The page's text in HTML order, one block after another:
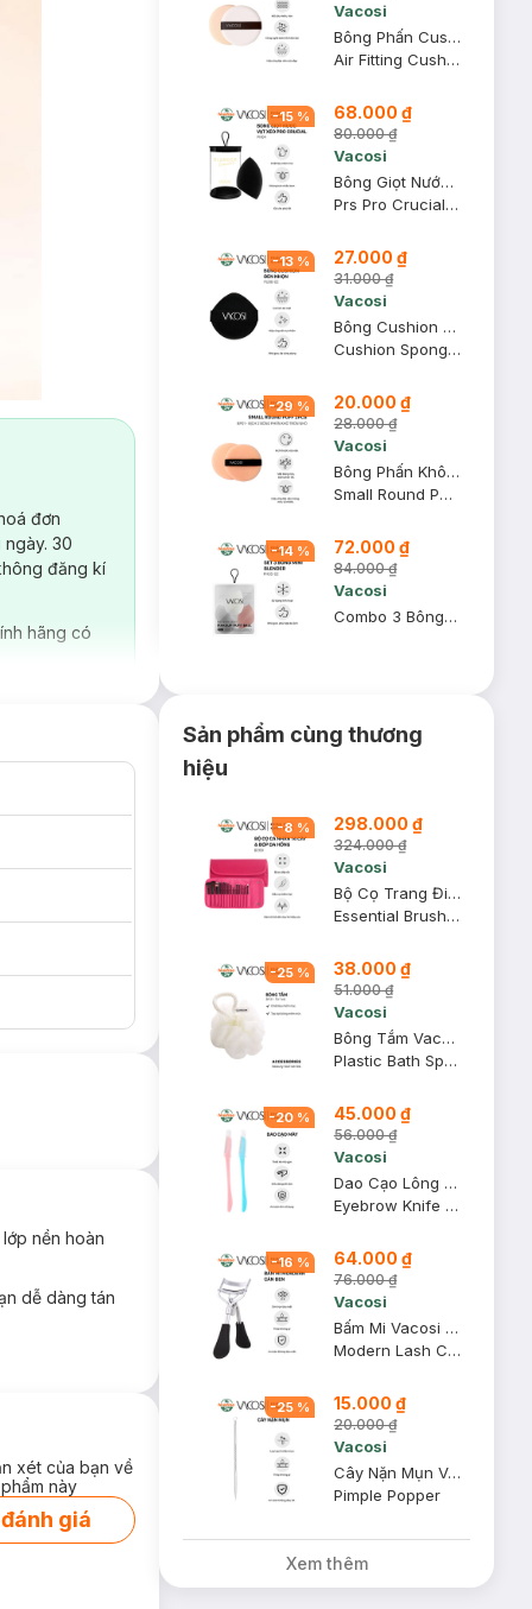
đơn
30
đăng kí
hãng có
nền hoàn
dễ dàng tán
xét của bạn về
này
giá
Vacosi
Bông Phấn Cushion Vacosi BP22 (1 Cái)
Air Fitting Cushion Puff
-15 % 68.000 ₫
80.000 ₫
Vacosi
Bông Giọt Nước Vạt Xéo Vacosi Pro PH04 (Hộp 1 Cái)
Prs Pro Crucial Flat Blender
-13 % 27.000 ₫
31.000 ₫
Vacosi
Bông Cushion Vacosi PU06-02 Đầu Nhọn Màu Đen 1 Cái
Cushion Sponge - Black
-29 % 20.000 ₫
28.000 ₫
Vacosi
Bông Phấn Khô Vacosi Tròn Nhỏ BP01 (Bịch 2 Cái)
Small Round Puff - BP01
-14 % 72.000 ₫
84.000 ₫
Vacosi
Combo 3 Bông Trang Điểm Vacosi Mini PH05-02
Sản phẩm cùng thương
hiệu
-8 % 298.000 ₫
324.000 ₫
Vacosi
Bộ Cọ Trang Điểm Vacosi 14 Cây BC09 (Bóp Da Hồng)
Essential Brush Set BC09
-25 % 38.000 ₫
51.000 ₫
Vacosi
Bông Tắm Vacosi BP21
Plastic Bath Sponge
-20 % 45.000 ₫
56.000 ₫
Vacosi
Dao Cạo Lông Mày Vacosi DC06 (2 Cây)
Eyebrow Knife DC06
-16 % 64.000 ₫
76.000 ₫
Vacosi
Bấm Mi Vacosi Modern Lash Curler Cán Đen BM03
Modern Lash Curler
-25 % 15.000 ₫
20.000 ₫
Vacosi
Cây Nặn Mụn Vacosi 2 Đầu NM01
Pimple Popper
Xem thêm